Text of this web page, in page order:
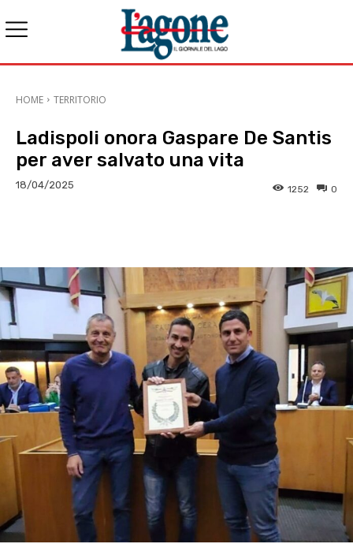
HOME TERRITORIO
Ladispoli onora Gaspare De Santis
per aver salvato una vita
18/04/2025 0
1252